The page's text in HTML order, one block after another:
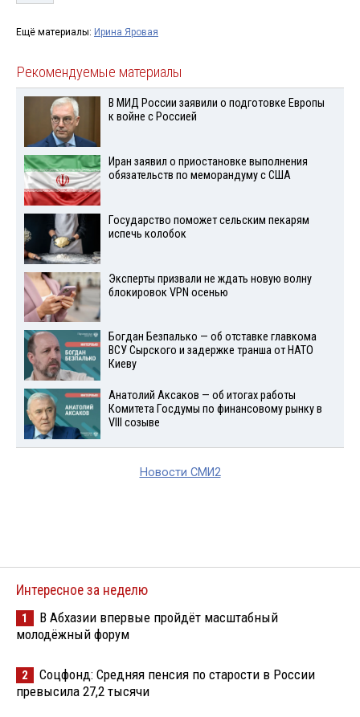
Ещё материалы: Ирина Яровая
Рекомендуемые материалы
В МИД России заявили о подготовке Европы
к войне с Россией
Иран заявил о приостановке выполнения
обязательств по меморандуму с США
Государство поможет сельским пекарям
испечь колобок
Эксперты призвали не ждать новую волну
блокировок VPN осенью
Богдан Безпалько — об отставке главкома
ВСУ Сырского и задержке транша от НАТО
Киеву
Анатолий Аксаков — об итогах работы
Комитета Госдумы по финансовому рынку в
VIII созыве
Новости СМИ2
Интересное за неделю
1
В Абхазии впервые пройдёт масштабный
молодёжный форум
2
Соцфонд: Средняя пенсия по старости в России
превысила 27,2 тысячи